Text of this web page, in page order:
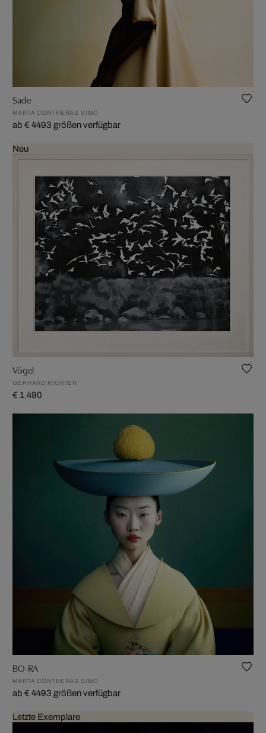
Sade
MARTA CONTRERAS SIMÓ
ab € 4493 größen verfügbar
Neu
Vögel
GERHARD RICHTER
€ 1.490
BO-RA
MARTA CONTRERAS SIMÓ
ab € 4493 größen verfügbar
Letzte Exemplare